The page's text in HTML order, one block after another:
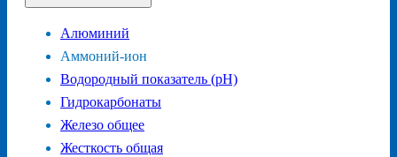
Алюминий
Аммоний-ион
Водородный показатель (pH)
Гидрокарбонаты
Железо общее
Жесткость общая